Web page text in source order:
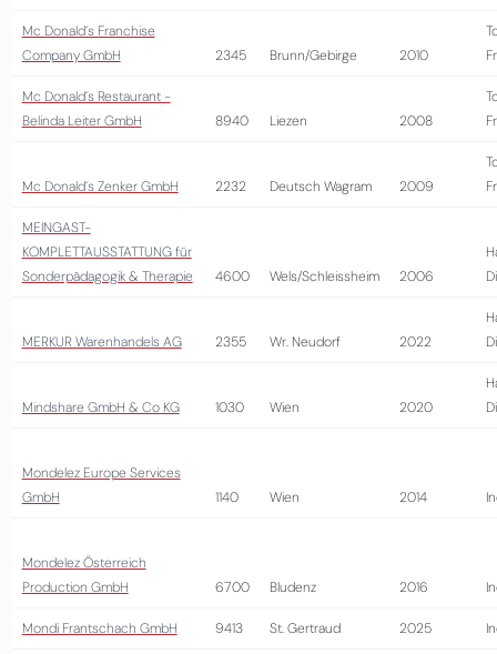
Mc Donald´s Franchise
Company GmbH
2345 Brunn/Gebirge 2010
Mc Donald´s Restaurant -
Belinda Leiter GmbH
8940 Liezen 2008
Mc Donald´s Zenker GmbH 2232 Deutsch Wagram 2009
MEINGAST-
KOMPLETTAUSSTATTUNG für
Sonderpädagogik & Therapie
4600 Wels/Schleissheim 2006
MERKUR Warenhandels AG 2355 Wr. Neudorf 2022
Mindshare GmbH & Co KG 1030 Wien 2020
Mondelez Europe Services
GmbH
1140 Wien 2014
Mondelez Österreich
Production GmbH
6700 Bludenz 2016
Mondi Frantschach GmbH 9413 St. Gertraud 2025